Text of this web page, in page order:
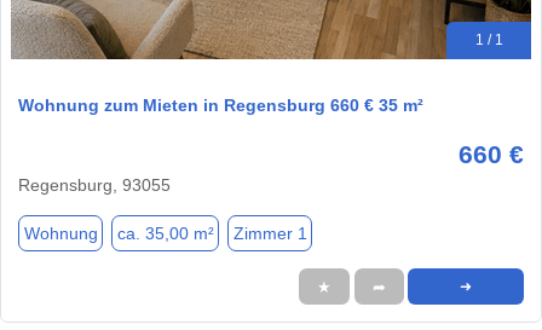
1 / 1
Wohnung zum Mieten in Regensburg 660 € 35 m²
660 €
Regensburg, 93055
Wohnung ca. 35,00 m² Zimmer 1
★ ➦ ➜